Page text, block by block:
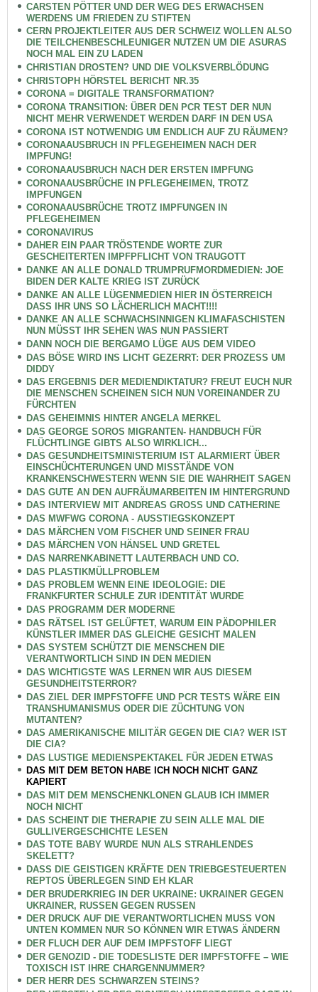
CARSTEN PÖTTER UND DER WEG DES ERWACHSEN
WERDENS UM FRIEDEN ZU STIFTEN
CERN PROJEKTLEITER AUS DER SCHWEIZ WOLLEN ALSO
DIE TEILCHENBESCHLEUNIGER NUTZEN UM DIE ASURAS
NOCH MAL EIN ZU LADEN
CHRISTIAN DROSTEN? UND DIE VOLKSVERBLÖDUNG
CHRISTOPH HÖRSTEL BERICHT NR.35
CORONA = DIGITALE TRANSFORMATION?
CORONA TRANSITION: ÜBER DEN PCR TEST DER NUN
NICHT MEHR VERWENDET WERDEN DARF IN DEN USA
CORONA IST NOTWENDIG UM ENDLICH AUF ZU RÄUMEN?
CORONAAUSBRUCH IN PFLEGEHEIMEN NACH DER
IMPFUNG!
CORONAAUSBRUCH NACH DER ERSTEN IMPFUNG
CORONAAUSBRÜCHE IN PFLEGEHEIMEN, TROTZ
IMPFUNGEN
CORONAAUSBRÜCHE TROTZ IMPFUNGEN IN
PFLEGEHEIMEN
CORONAVIRUS
DAHER EIN PAAR TRÖSTENDE WORTE ZUR
GESCHEITERTEN IMPFPFLICHT VON TRAUGOTT
DANKE AN ALLE DONALD TRUMPRUFMORDMEDIEN: JOE
BIDEN DER KALTE KRIEG IST ZURÜCK
DANKE AN ALLE LÜGENMEDIEN HIER IN ÖSTERREICH
DASS IHR UNS SO LÄCHERLICH MACHT!!!!
DANKE AN ALLE SCHWACHSINNIGEN KLIMAFASCHISTEN
NUN MÜSST IHR SEHEN WAS NUN PASSIERT
DANN NOCH DIE BERGAMO LÜGE AUS DEM VIDEO
DAS BÖSE WIRD INS LICHT GEZERRT: DER PROZESS UM
DIDDY
DAS ERGEBNIS DER MEDIENDIKTATUR? FREUT EUCH NUR
DIE MENSCHEN SCHEINEN SICH NUN VOREINANDER ZU
FÜRCHTEN
DAS GEHEIMNIS HINTER ANGELA MERKEL
DAS GEORGE SOROS MIGRANTEN- HANDBUCH FÜR
FLÜCHTLINGE GIBTS ALSO WIRKLICH...
DAS GESUNDHEITSMINISTERIUM IST ALARMIERT ÜBER
EINSCHÜCHTERUNGEN UND MISSTÄNDE VON
KRANKENSCHWESTERN WENN SIE DIE WAHRHEIT SAGEN
DAS GUTE AN DEN AUFRÄUMARBEITEN IM HINTERGRUND
DAS INTERVIEW MIT ANDREAS GROSS UND CATHERINE
DAS MWFWG CORONA - AUSSTIEGSKONZEPT
DAS MÄRCHEN VOM FISCHER UND SEINER FRAU
DAS MÄRCHEN VON HÄNSEL UND GRETEL
DAS NARRENKABINETT LAUTERBACH UND CO.
DAS PLASTIKMÜLLPROBLEM
DAS PROBLEM WENN EINE IDEOLOGIE: DIE
FRANKFURTER SCHULE ZUR IDENTITÄT WURDE
DAS PROGRAMM DER MODERNE
DAS RÄTSEL IST GELÜFTET, WARUM EIN PÄDOPHILER
KÜNSTLER IMMER DAS GLEICHE GESICHT MALEN
DAS SYSTEM SCHÜTZT DIE MENSCHEN DIE
VERANTWORTLICH SIND IN DEN MEDIEN
DAS WICHTIGSTE WAS LERNEN WIR AUS DIESEM
GESUNDHEITSTERROR?
DAS ZIEL DER IMPFSTOFFE UND PCR TESTS WÄRE EIN
TRANSHUMANISMUS ODER DIE ZÜCHTUNG VON
MUTANTEN?
DAS AMERIKANISCHE MILITÄR GEGEN DIE CIA? WER IST
DIE CIA?
DAS LUSTIGE MEDIENSPEKTAKEL FÜR JEDEN ETWAS
DAS MIT DEM BETON HABE ICH NOCH NICHT GANZ
KAPIERT
DAS MIT DEM MENSCHENKLONEN GLAUB ICH IMMER
NOCH NICHT
DAS SCHEINT DIE THERAPIE ZU SEIN ALLE MAL DIE
GULLIVERGESCHICHTE LESEN
DAS TOTE BABY WURDE NUN ALS STRAHLENDES
SKELETT?
DASS DIE GEISTIGEN KRÄFTE DEN TRIEBGESTEUERTEN
REPTOS ÜBERLEGEN SIND EH KLAR
DER BRUDERKRIEG IN DER UKRAINE: UKRAINER GEGEN
UKRAINER, RUSSEN GEGEN RUSSEN
DER DRUCK AUF DIE VERANTWORTLICHEN MUSS VON
UNTEN KOMMEN NUR SO KÖNNEN WIR ETWAS ÄNDERN
DER FLUCH DER AUF DEM IMPFSTOFF LIEGT
DER GENOZID - DIE TODESLISTE DER IMPFSTOFFE – WIE
TOXISCH IST IHRE CHARGENNUMMER?
DER HERR DES SCHWARZEN STEINS?